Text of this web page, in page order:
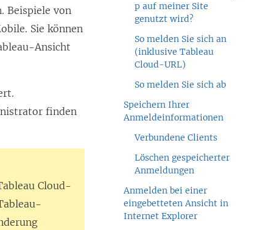
Beispiele von
Sie können
Ansicht
finden
Cloud-
p auf meiner Site
genutzt wird?
So melden Sie sich an
(inklusive Tableau
Cloud-URL)
So melden Sie sich ab
Speichern Ihrer
Anmeldeinformationen
Verbundene Clients
Löschen gespeicherter
Anmeldungen
Anmelden bei einer
eingebetteten Ansicht in
Internet Explorer